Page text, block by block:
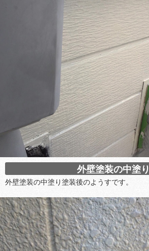
外壁塗装の中塗り
外壁塗装の中塗り塗装後のようすです。